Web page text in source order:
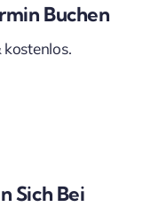
Buchen
Sich Bei